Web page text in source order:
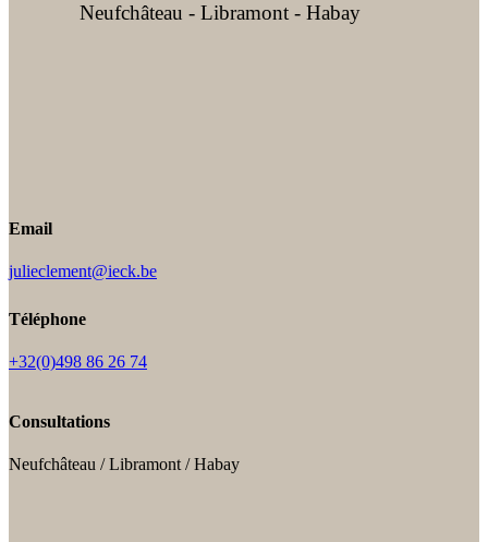
Neufchâteau - Libramont - Habay
Email
julieclement@ieck.be
Téléphone
+32(0)498 86 26 74
Consultations
Neufchâteau / Libramont / Habay